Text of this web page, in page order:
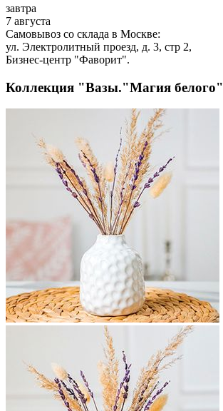
завтра
7 августа
Самовывоз со склада в Москве:
ул. Электролитный проезд, д. 3, стр 2,
Бизнес-центр "Фаворит".
Коллекция "Вазы."Магия белого"